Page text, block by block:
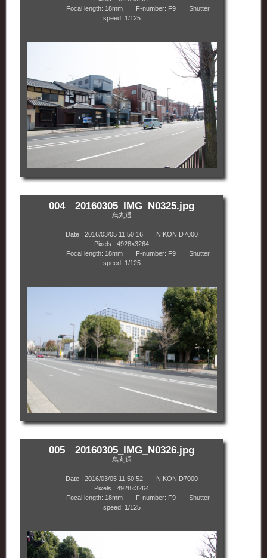
Focal length: 18mm F-number: F9 Shutter
speed: 1/125
004 20160305_IMG_N0325.jpg
烏丸通
Date : 2016/03/05 11:50:16 NIKON D7000
Pixels : 4928×3264
Focal length: 18mm F-number: F9 Shutter
speed: 1/125
005 20160305_IMG_N0326.jpg
烏丸通
Date : 2016/03/05 11:50:52 NIKON D7000
Pixels : 4928×3264
Focal length: 18mm F-number: F9 Shutter
speed: 1/125